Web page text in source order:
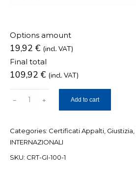
Options amount
19,92 € (incl. VAT)
Final total
109,92 € (incl. VAT)
Certificato
presso
della
Add to cart
Categories: Certificati Appalti, Giustizia,
INTERNAZIONALI
SKU: CRT-GI-100-1